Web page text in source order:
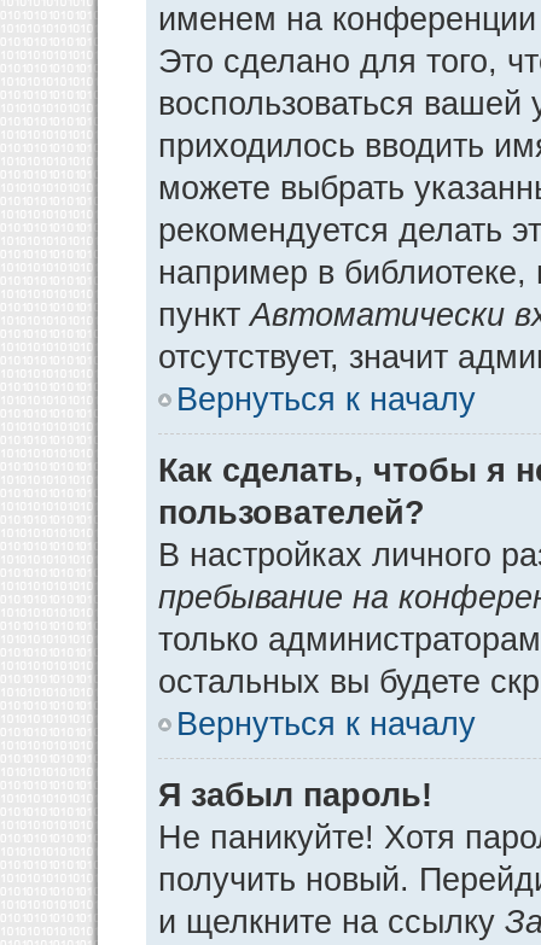
именем на конференции
Это сделано для того,
воспользоваться
приходилось вводить
можете выбрать
рекомендуется делать
например в библиотеке,
пунктАвтоматически
отсутствует, значит
Вернуться к началу
Как сделать, чтобы я
пользователей?
В настройках личного
пребывание на
только
остальных вы будете
Вернуться к началу
Я забыл пароль!
Не паникуйте! Хотя
получить новый.
и щелкните на ссылку